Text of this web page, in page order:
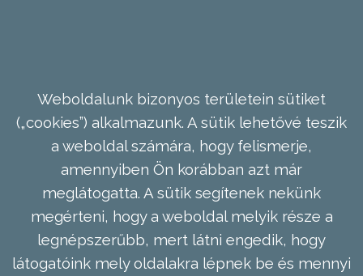
Weboldalunk bizonyos területein sütiket
(„cookies”) alkalmazunk. A sütik lehetővé teszik
a weboldal számára, hogy felismerje,
amennyiben Ön korábban azt már
meglátogatta. A sütik segítenek nekünk
megérteni, hogy a weboldal melyik része a
legnépszerűbb, mert látni engedik, hogy
látogatóink mely oldalakra lépnek be és mennyi